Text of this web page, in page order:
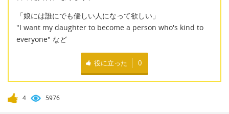
「娘には誰にでも優しい人になって欲しい」
"I want my daughter to become a person who's kind to
everyone" など
役に立った 0
4 5976